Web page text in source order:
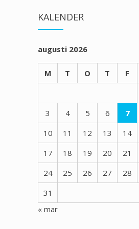
KALENDER
augusti 2026
M T O T F
3
4 5 6 7
10
11 12 13 14
17
18 19 20 21
24
25 26 27 28
31
« mar